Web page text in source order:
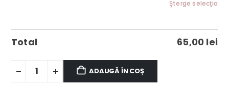
Şterge selecţia
Total 65,00 lei
ADAUGĂ ÎN COȘ